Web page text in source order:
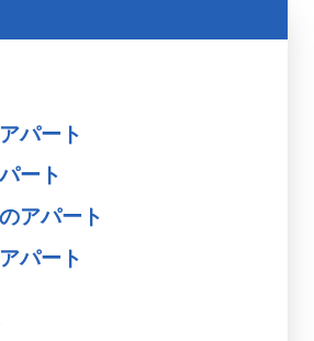
パート
ート
アパート
パート